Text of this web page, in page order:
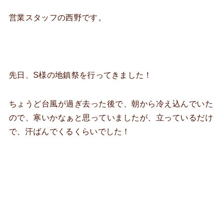
営業スタッフの西野です。
先日、S様の地鎮祭を行ってきました！
ちょうど台風が過ぎ去った後で、朝から冷え込んでいた
ので、寒いかなぁと思っていましたが、立っているだけ
で、汗ばんでくるくらいでした！